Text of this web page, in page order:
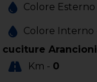
Colore Esterno
Colore Interno
cuciture
Km - 0